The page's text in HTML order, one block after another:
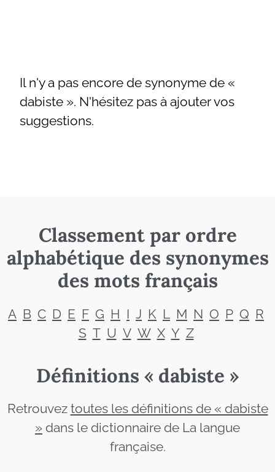
Il n'y a pas encore de synonyme de «
dabiste ». N'hésitez pas à ajouter vos
suggestions.
Classement par ordre
alphabétique des synonymes
des mots français
A B C D E F G H I J K L M N O P Q R
S T U V W X Y Z
Définitions « dabiste »
Retrouvez toutes les définitions de « dabiste
» dans le dictionnaire de La langue
française.